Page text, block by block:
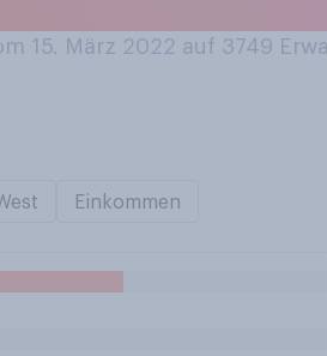
15. März 2022 auf 3749
Einkommen